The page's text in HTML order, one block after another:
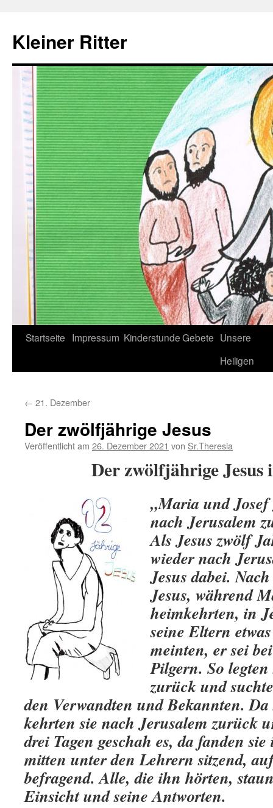
springen
Kleiner Ritter
Startseite Impressum KinderstundeGebete Unsere
Heiligen
← 21. Dezember
Der zwölfjährige Jesus
Veröffentlicht am 26. Dezember 2021 von Sr.Theresia
Der zwölfjährige Jesus
„Maria und
nach Jerusalem
Als Jesus zwölf
wieder nach
Jesus dabei.
Jesus, während
heimkehrten, in
seine Eltern
meinten, er sei
Pilgern. So legten
zurück und
den Verwandten und Bekannten.
kehrten sie nach Jerusalem zurück
drei Tagen geschah es, da fanden
mitten unter den Lehrern sitzend,
befragend. Alle, die ihn hörten,
Einsicht und seine Antworten.